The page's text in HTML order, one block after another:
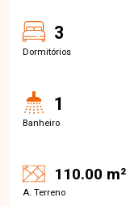
3
Dormitórios
1
Banheiro
110.00 m²
A. Terreno